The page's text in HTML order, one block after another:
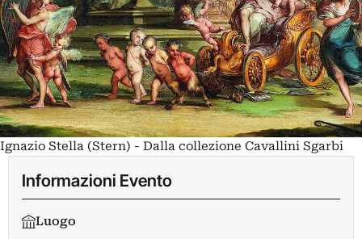
Ignazio Stella (Stern) - Dalla collezione Cavallini Sgarbi
Informazioni Evento
Luogo